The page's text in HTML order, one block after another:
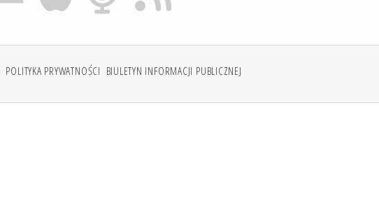
POLITYKA PRYWATNOŚCI BIULETYN INFORMACJI PUBLICZNEJ